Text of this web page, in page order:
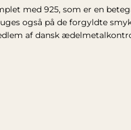
med 925, som er en
også på de forgyldte
af dansk